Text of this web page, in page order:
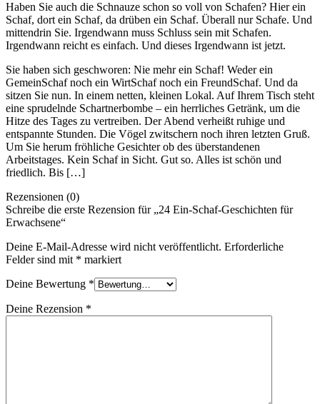
Haben Sie auch die Schnauze schon so voll von Schafen? Hier ein
Schaf, dort ein Schaf, da drüben ein Schaf. Überall nur Schafe. Und
mittendrin Sie. Irgendwann muss Schluss sein mit Schafen.
Irgendwann reicht es einfach. Und dieses Irgendwann ist jetzt.
Sie haben sich geschworen: Nie mehr ein Schaf! Weder ein
GemeinSchaf noch ein WirtSchaf noch ein FreundSchaf. Und da
sitzen Sie nun. In einem netten, kleinen Lokal. Auf Ihrem Tisch steht
eine sprudelnde Schartnerbombe – ein herrliches Getränk, um die
Hitze des Tages zu vertreiben. Der Abend verheißt ruhige und
entspannte Stunden. Die Vögel zwitschern noch ihren letzten Gruß.
Um Sie herum fröhliche Gesichter ob des überstandenen
Arbeitstages. Kein Schaf in Sicht. Gut so. Alles ist schön und
friedlich. Bis […]
Rezensionen (0)
Schreibe die erste Rezension für „24 Ein-Schaf-Geschichten für
Erwachsene“
Deine E-Mail-Adresse wird nicht veröffentlicht. Erforderliche
Felder sind mit * markiert
Deine Bewertung *
Deine Rezension *